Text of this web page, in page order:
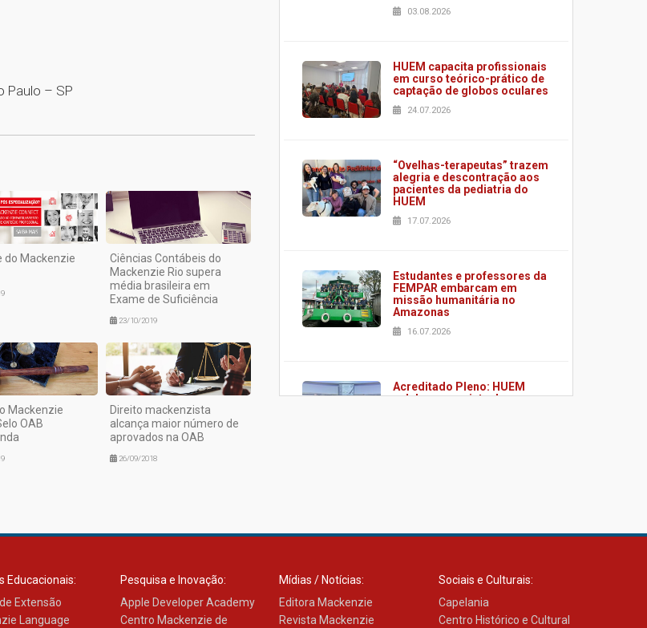
Paulo – SP
do Mackenzie
Ciências Contábeis do
Mackenzie Rio supera
média brasileira em
Exame de Suficiência
23/10/2019
Mackenzie
OAB
Direito mackenzista
alcança maior número de
aprovados na OAB
26/09/2018
03.08.2026
HUEM capacita profissionais
em curso teórico-prático de
captação de globos oculares
24.07.2026
“Ovelhas-terapeutas” trazem
alegria e descontração aos
pacientes da pediatria do
HUEM
17.07.2026
Estudantes e professores da
FEMPAR embarcam em
missão humanitária no
Amazonas
16.07.2026
Acreditado Pleno: HUEM
celebra conquista de
Banco de Multitecidos do
HUEM recebe visita de
referência mundial em
transplante de tecidos
Educacionais:
Extensão
Language
Pesquisa e Inovação:
Apple Developer Academy
Centro Mackenzie de
Mídias / Notícias:
Editora Mackenzie
Revista Mackenzie
Sociais e Culturais:
Capelania
Centro Histórico e Cultural